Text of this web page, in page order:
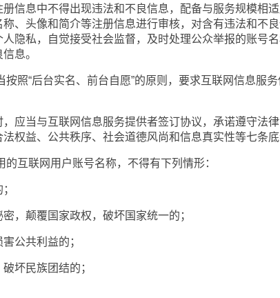
信息中不得出现违法和不良信息，配备与服务规模相
、头像和简介等注册信息进行审核，对含有违法和不
隐私，自觉接受社会监督，及时处理公众举报的账号名
息。
“后台实名、前台自愿”的原则，要求互联网信息服务
当与互联网信息服务提供者签订协议，承诺遵守法
权益、公共秩序、社会道德风尚和信息真实性等七条底
联网用户账号名称，不得有下列情形：
颠覆国家政权，破坏国家统一的；
公共利益的；
坏民族团结的；